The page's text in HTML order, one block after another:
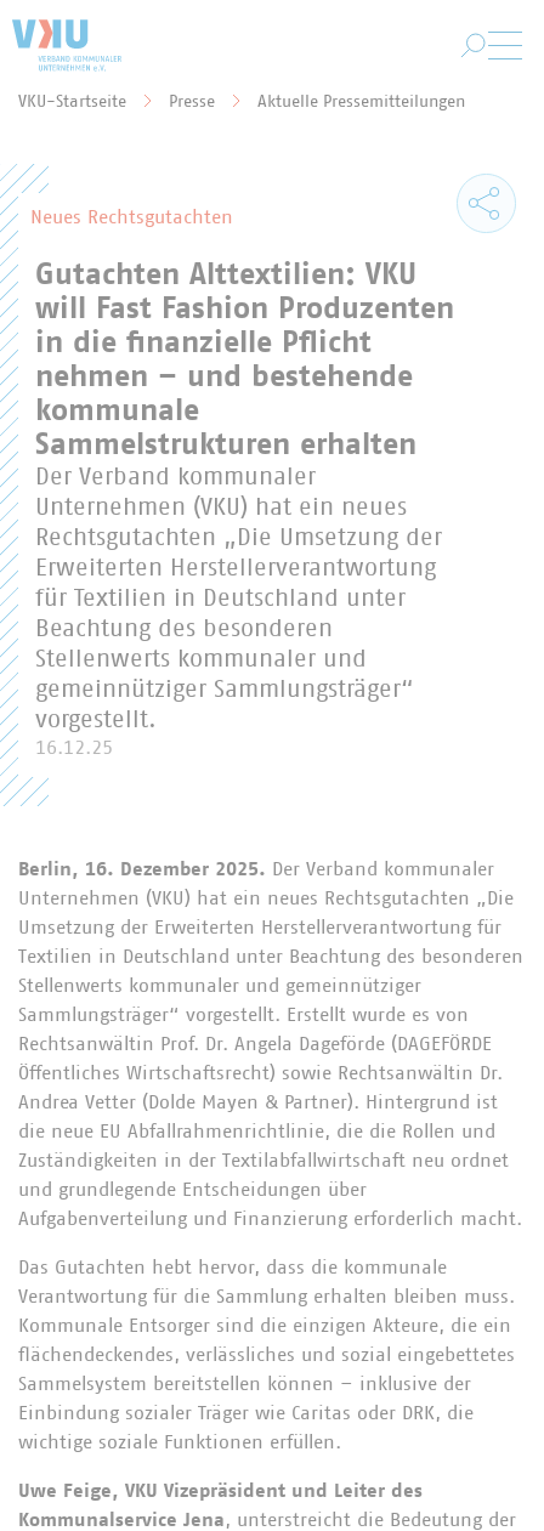
VKU-Startseite Presse Aktuelle Pressemitteilungen
Neues Rechtsgutachten
Gutachten Alttextilien: VKU
will Fast Fashion Produzenten
in die finanzielle Pflicht
nehmen – und bestehende
kommunale
Sammelstrukturen erhalten
Der Verband kommunaler
Unternehmen (VKU) hat ein neues
Rechtsgutachten „Die Umsetzung der
Erweiterten Herstellerverantwortung
für Textilien in Deutschland unter
Beachtung des besonderen
Stellenwerts kommunaler und
gemeinnütziger Sammlungsträger“
vorgestellt.
16.12.25
Berlin, 16. Dezember 2025. Der Verband kommunaler
Unternehmen (VKU) hat ein neues Rechtsgutachten „Die
Umsetzung der Erweiterten Herstellerverantwortung für
Textilien in Deutschland unter Beachtung des besonderen
Stellenwerts kommunaler und gemeinnütziger
Sammlungsträger“ vorgestellt. Erstellt wurde es von
Rechtsanwältin Prof. Dr. Angela Dageförde (DAGEFÖRDE
Öffentliches Wirtschaftsrecht) sowie Rechtsanwältin Dr.
Andrea Vetter (Dolde Mayen & Partner). Hintergrund ist
die neue EU Abfallrahmenrichtlinie, die die Rollen und
Zuständigkeiten in der Textilabfallwirtschaft neu ordnet
und grundlegende Entscheidungen über
Aufgabenverteilung und Finanzierung erforderlich macht.
Das Gutachten hebt hervor, dass die kommunale
Verantwortung für die Sammlung erhalten bleiben muss.
Kommunale Entsorger sind die einzigen Akteure, die ein
flächendeckendes, verlässliches und sozial eingebettetes
Sammelsystem bereitstellen können – inklusive der
Einbindung sozialer Träger wie Caritas oder DRK, die
wichtige soziale Funktionen erfüllen.
Uwe Feige, VKU Vizepräsident und Leiter des
Kommunalservice Jena, unterstreicht die Bedeutung der